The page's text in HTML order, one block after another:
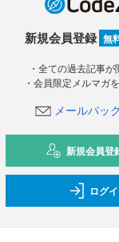
新規会員登録 無
・全ての過去記事
・会員限定メルマガ
メールバッ
新規会員登
ログ